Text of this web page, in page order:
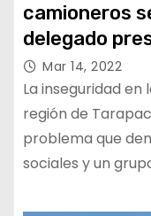
camioneros
delegado
Mar 14, 2022
La inseguridad en
región de
problema que
sociales y un